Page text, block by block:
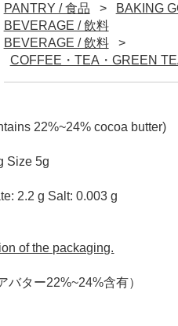
PANTRY / 食品
BAKING
BEVERAGE / 飲料
BEVERAGE / 飲料
COFFEE・TEA・GREEN
22%~24% cocoa butter)
Size 5g
2.2 g Salt: 0.003 g
of the packaging.
バター22%~24%含有）